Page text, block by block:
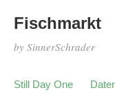
Fischmarkt
by SinnerSchrader
Still Day One